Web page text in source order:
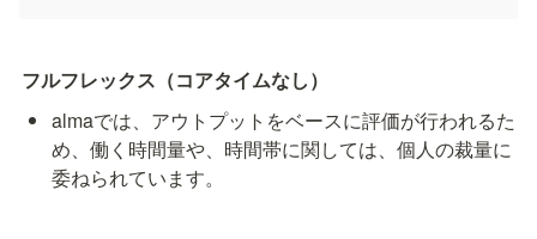
フルフレックス（コアタイムなし）
almaでは、アウトプットをベースに評価が行われるた
め、働く時間量や、時間帯に関しては、個人の裁量に
委ねられています。